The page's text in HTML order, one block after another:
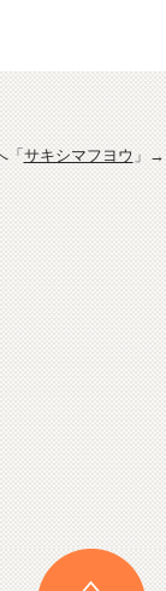
「サキシマフヨウ」→